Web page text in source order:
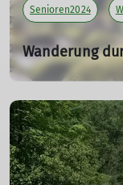
Senioren2024
Wanderung
24.07.2024
Tourenleiterin:
Teilnehmer: 7
mehr erfahren